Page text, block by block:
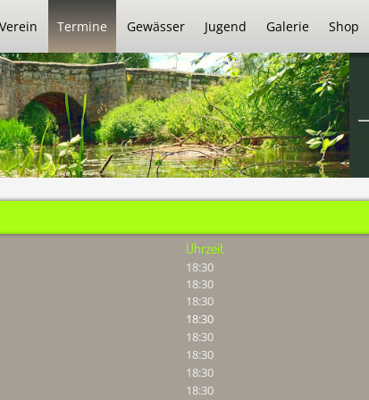
Verein Termine Gewässer Jugend Galerie Shop
Uhrzeit
18:30
18:30
18:30
18:30
18:30
18:30
18:30
18:30